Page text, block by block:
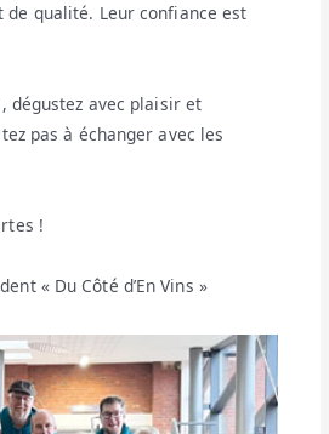
qualité. Leur confiance est
dégustez avec plaisir et
pas à échanger avec les
!
« Du Côté d’En Vins »